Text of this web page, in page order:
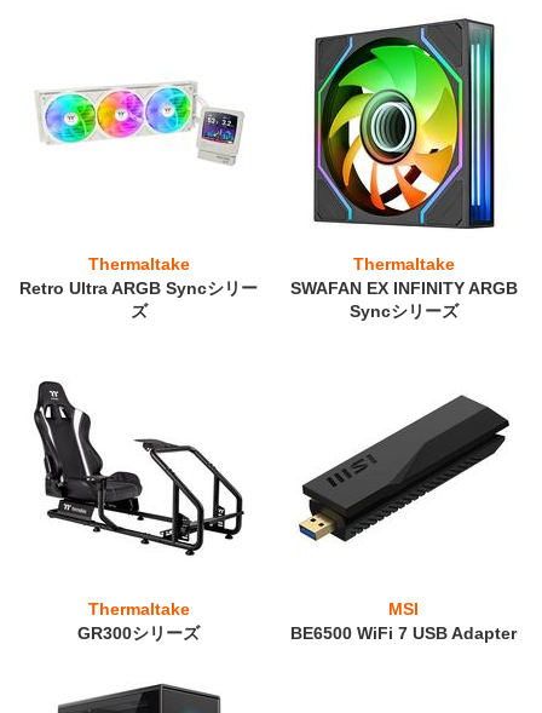
Thermaltake
Retro Ultra ARGB Syncシリー
ズ
Thermaltake
SWAFAN EX INFINITY ARGB
Syncシリーズ
Thermaltake
GR300シリーズ
MSI
BE6500 WiFi 7 USB Adapter